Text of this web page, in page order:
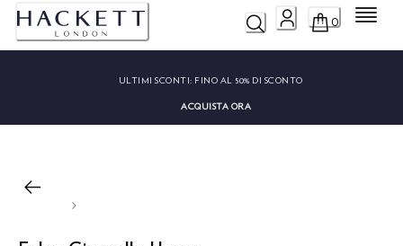
0 Menu
ULTIMI SCONTI: FINO AL 50% DI SCONTO
ACQUISTA ORA